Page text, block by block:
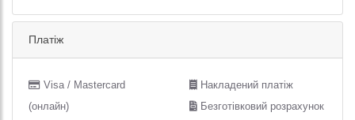
Платіж
Visa / Mastercard
(онлайн)
Накладений платіж
Безготівковий розрахунок